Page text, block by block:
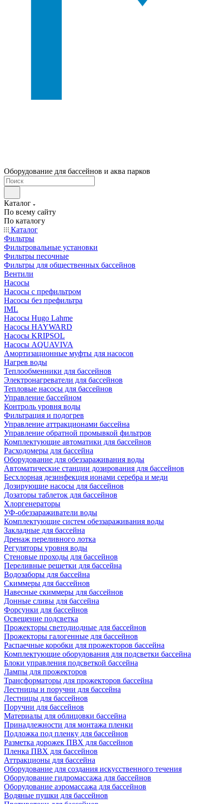
Оборудование для бассейнов и аква парков
Каталог
По всему сайту
По каталогу
Каталог
Фильтры
Фильтровальные установки
Фильтры песочные
Фильтры для общественных бассейнов
Вентили
Насосы
Насосы с префильтром
Насосы без префильтра
IML
Насосы Hugo Lahme
Насосы HAYWARD
Насосы KRIPSOL
Насосы AQUAVIVA
Амортизационные муфты для насосов
Нагрев воды
Теплообменники для бассейнов
Электронагреватели для бассейнов
Тепловые насосы для бассейнов
Управление бассейном
Контроль уровня воды
Фильтрация и подогрев
Управление аттракционами бассейна
Управление обратной промывкой фильтров
Комплектующие автоматики для бассейнов
Расходомеры для бассейна
Оборудование для обеззараживания воды
Автоматические станции дозирования для бассейнов
Беcхлорная дезинфекция ионами серебра и меди
Дозирующие насосы для бассейнов
Дозаторы таблеток для бассейнов
Хлоргенераторы
УФ-обеззараживатели воды
Комплектующие систем обеззараживания воды
Закладные для бассейна
Дренаж переливного лотка
Регуляторы уровня воды
Стеновые проходы для бассейнов
Переливные решетки для бассейна
Водозаборы для бассейна
Скиммеры для бассейнов
Навесные скиммеры для бассейнов
Донные сливы для бассейна
Форсунки для бассейнов
Освещение подсветка
Прожекторы светодиодные для бассейнов
Прожекторы галогенные для бассейнов
Распаечные коробки для прожекторов бассейна
Комплектующие оборудования для подсветки бассейна
Блоки управления подсветкой бассейна
Лампы для прожекторов
Трансформаторы для прожекторов бассейна
Лестницы и поручни для бассейна
Лестницы для бассейнов
Поручни для бассейнов
Материалы для облицовки бассейна
Принадлежности для монтажа пленки
Подложка под пленку для бассейнов
Разметка дорожек ПВХ для бассейнов
Пленка ПВХ для бассейнов
Аттракционы для бассейна
Оборудование для создания искусственного течения
Оборудование гидромассажа для бассейнов
Оборудование аэромассажа для бассейнов
Водяные пушки для бассейнов